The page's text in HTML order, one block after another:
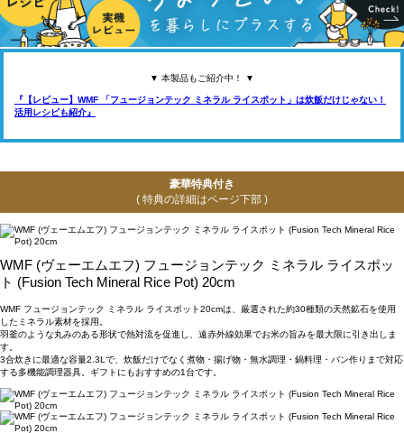
▼ 本製品もご紹介中！ ▼
『【レビュー】WMF 「フュージョンテック ミネラル ライスポット」は炊飯だけじゃない！
活用レシピも紹介』
豪華特典付き
( 特典の詳細はページ下部 )
WMF (ヴェーエムエフ) フュージョンテック ミネラル ライスポッ
ト (Fusion Tech Mineral Rice Pot) 20cm
WMF フュージョンテック ミネラル ライスポット20cmは、厳選された約30種類の天然鉱石を使用
したミネラル素材を採用。
羽釜のような丸みのある形状で熱対流を促進し、遠赤外線効果でお米の旨みを最大限に引き出しま
す。
3合炊きに最適な容量2.3Lで、炊飯だけでなく煮物・揚げ物・無水調理・鍋料理・パン作りまで対応
する多機能調理器具。ギフトにもおすすめの1台です。